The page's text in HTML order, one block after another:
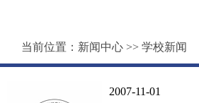
当前位置： 新闻中心 >> 学校新闻
2007-11-01